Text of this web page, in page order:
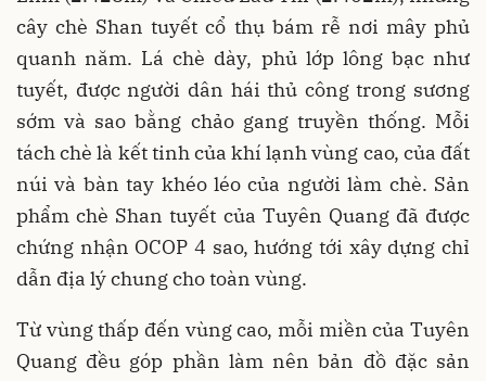
cây chè Shan tuyết cổ thụ bám rễ nơi mây phủ
quanh năm. Lá chè dày, phủ lớp lông bạc như
tuyết, được người dân hái thủ công trong sương
sớm và sao bằng chảo gang truyền thống. Mỗi
tách chè là kết tinh của khí lạnh vùng cao, của đất
núi và bàn tay khéo léo của người làm chè. Sản
phẩm chè Shan tuyết của Tuyên Quang đã được
chứng nhận OCOP 4 sao, hướng tới xây dựng chỉ
dẫn địa lý chung cho toàn vùng.
Từ vùng thấp đến vùng cao, mỗi miền của Tuyên
Quang đều góp phần làm nên bản đồ đặc sản